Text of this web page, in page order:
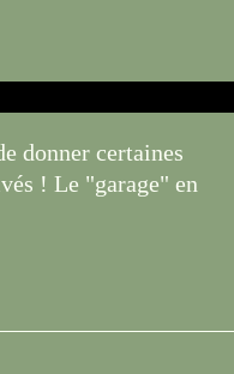
donner certaines
! Le "garage" en